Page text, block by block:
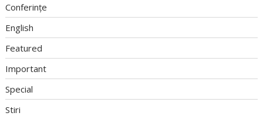
Conferințe
English
Featured
Important
Special
Stiri